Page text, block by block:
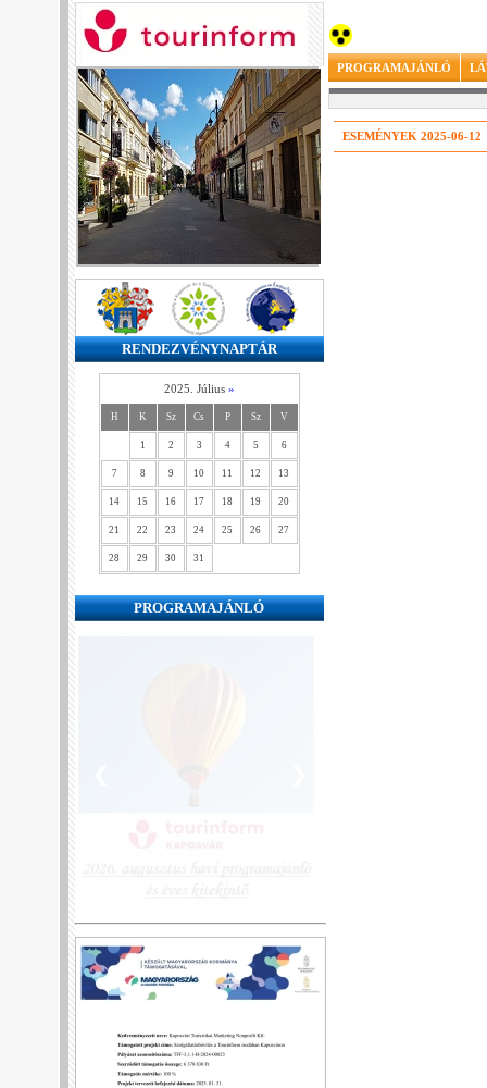
RENDEZVÉNYNAPTÁR
2025. Július »
H K Sz Cs P Sz V
1 2 3 4 5 6
7 8 9 10 11 12 13
14 15 16 17 18 19 20
21 22 23 24 25 26 27
28 29 30 31
PROGRAMAJÁNLÓ
PROGRAMAJÁNLÓ
ESEMÉNYEK 2025-06-12